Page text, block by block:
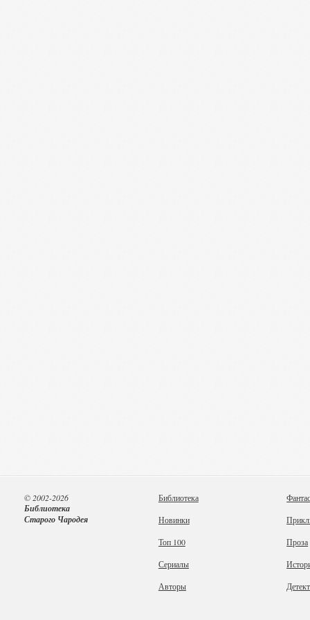
Библиотека
Новинки
Топ 100
Сериалы
Авторы
Проза
© 2002-2026
Библиотека
Старого Чародея